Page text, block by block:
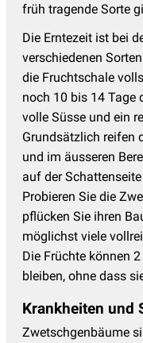
früh tragende Sorte
Die Erntezeit ist bei
verschiedenen
die Fruchtschale
noch 10 bis 14 Tage
volle Süsse und ein
Grundsätzlich reifen
und im äusseren
auf der
Probieren Sie die
pflücken Sie ihren
möglichst viele
Die Früchte können
bleiben, ohne dass
Krankheiten und
Zwetschgenbäume